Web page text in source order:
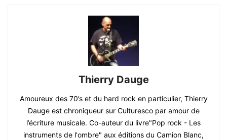
Thierry Dauge
Amoureux des 70’s et du hard rock en particulier, Thierry
Dauge est chroniqueur sur Culturesco par amour de
l’écriture musicale. Co-auteur du livre"Pop rock - Les
instruments de l'ombre" aux éditions du Camion Blanc,